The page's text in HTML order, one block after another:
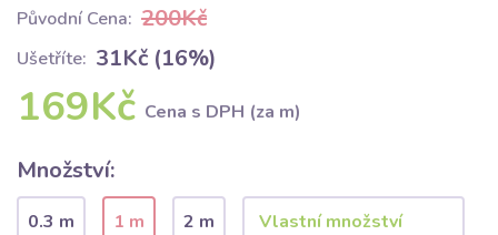
Původní Cena: 200Kč
Ušetříte: 31Kč (16%)
169Kč Cena s DPH (za m)
Množství:
0.3 m 1 m
2 m